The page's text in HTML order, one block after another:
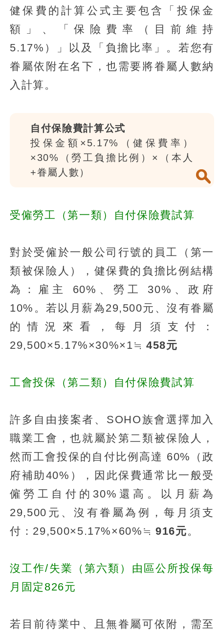
健保費的計算公式主要包含「投保金
額」、「保險費率（目前維持
5.17%）」以及「負擔比率」。若您有
眷屬依附在名下，也需要將眷屬人數納
入計算。
自付保險費計算公式
投保金額×5.17%（健保費率）
×30%（勞工負擔比例）×（本人
+眷屬人數）
受僱勞工（第一類）自付保險費試算
對於受僱於一般公司行號的員工（第一
類被保險人），健保費的負擔比例結構
為：雇主 60%、勞工 30%、政府
10%。若以月薪為29,500元、沒有眷屬
的情況來看，每月須支付：
29,500×5.17%×30%×1≒ 458元
工會投保（第二類）自付保險費試算
許多自由接案者、SOHO族會選擇加入
職業工會，也就屬於第二類被保險人，
然而工會投保的自付比例高達 60%（政
府補助40%），因此保費通常比一般受
僱勞工自付的30%還高。以月薪為
29,500元、沒有眷屬為例，每月須支
付：29,500×5.17%×60%≒ 916元。
沒工作/失業（第六類）由區公所投保每
月固定826元
若目前待業中、且無眷屬可依附，需至